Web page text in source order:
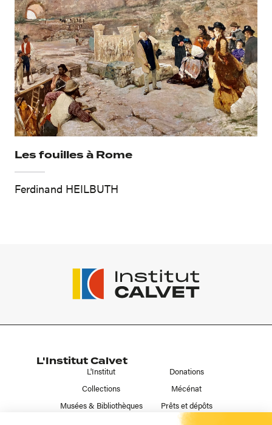
Les fouilles à Rome
Ferdinand HEILBUTH
L'Institut Calvet
L'Institut
Collections
Musées & Bibliothèques
Donations
Mécénat
Prêts et dépôts